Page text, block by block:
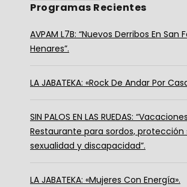
Programas Recientes
AVPAM L7B: “Nuevos Derribos En San
Henares”.
LA JABATEKA: «Rock De Andar Por
SIN PALOS EN LAS RUEDAS:
Restaurante para sordos, protección
sexualidad y discapacidad”.
LA JABATEKA: «Mujeres Con Energía».